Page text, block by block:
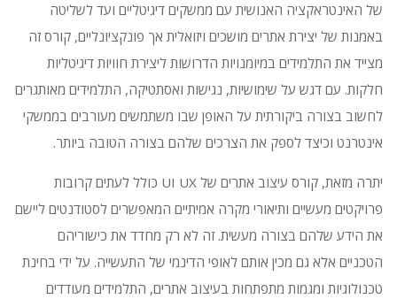
של האינטראקציה האנושית עם ממשקים דיגיטליים ועד לשליטה
באמנות של יצירת אתרים מושכים ויזואלית אך פונקציונליים, קורס זה
מצייד את התלמידים במיומנויות הדרושות ליצירת חוויות דיגיטליות
חלקות. עם דגש על שימושיות, נגישות ואסתטיקה, התלמידים מאותגרים
לחשוב בצורה ביקורתית על האופן שבו משתמשים מעורבים בממשקי
אינטרנט וכיצד לספק את הצרכים שלהם בצורה הטובה ביותר.
יתרה מזאת, קורס עיצוב אתרים של UI UX כולל לעתים קרובות
פרויקטים מעשיים ותיאורי מקרה אמיתיים המאפשרים לסטודנטים ליישם
את הידע שלהם בצורה מעשית.זה לא רק מחדד את כישוריהם
הטכניים אלא גם מכין אותם לאופי הדינמי של התעשייה. על ידי בחינת
טכנולוגיות ומגמות מתפתחות בעיצוב אתרים, התלמידים מעודדים